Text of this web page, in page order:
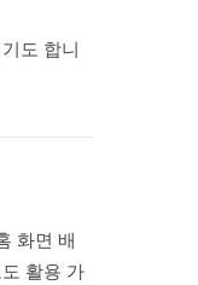
도 합니
화면 배
활용 가